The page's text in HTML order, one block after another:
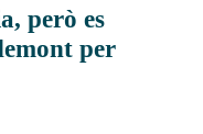
però es
per